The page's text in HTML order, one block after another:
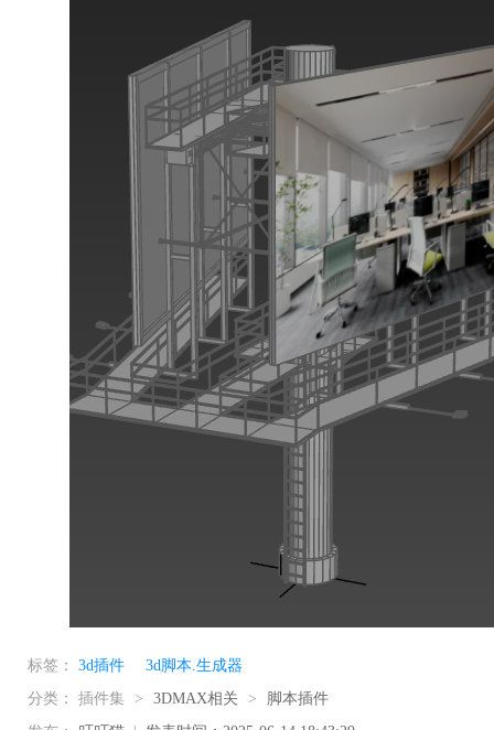
标签： 3d插件
3d脚本.生成器
分类： 插件集 > 3DMAX相关 >
脚本插件